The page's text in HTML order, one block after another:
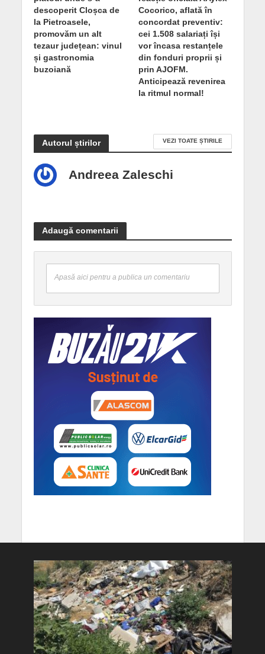
descoperit Cloșca de
la Pietroasele,
promovăm un alt
tezaur județean: vinul
și gastronomia
buzoiană
Cocorico, aflată în
concordat preventiv:
cei 1.508 salariați își
vor încasa restanțele
din fonduri proprii și
prin AJOFM.
Anticipează revenirea
la ritmul normal!
Autorul știrilor VEZI TOATE ȘTIRILE
Andreea Zaleschi
Adaugă comentarii
Apasă aici pentru a publica un comentariu